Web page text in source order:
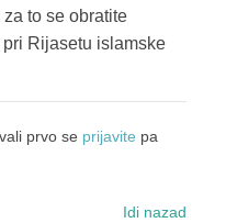
to se obratite
Rijasetu islamske
prvo se prijavite pa
Idi nazad